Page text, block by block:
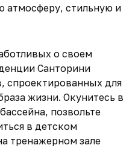
атмосферу, стильную и
о своем
Санторини
спроектированных для
жизни. Окунитесь в
позвольте
в детском
тренажерном зале